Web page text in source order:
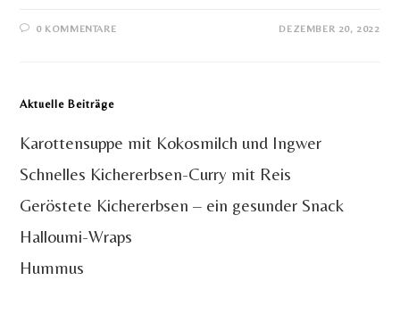
0 KOMMENTARE DEZEMBER 20, 2022
Aktuelle Beiträge
Karottensuppe mit Kokosmilch und Ingwer
Schnelles Kichererbsen-Curry mit Reis
Geröstete Kichererbsen – ein gesunder Snack
Halloumi-Wraps
Hummus